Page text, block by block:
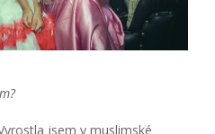
jsem v muslimské